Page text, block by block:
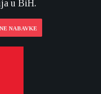
u BiH.
NABAVKE